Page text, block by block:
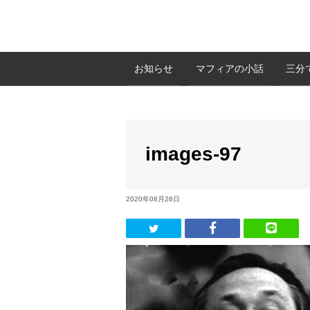
お知らせ マフィアの小話 三分
images-97
2020年08月26日